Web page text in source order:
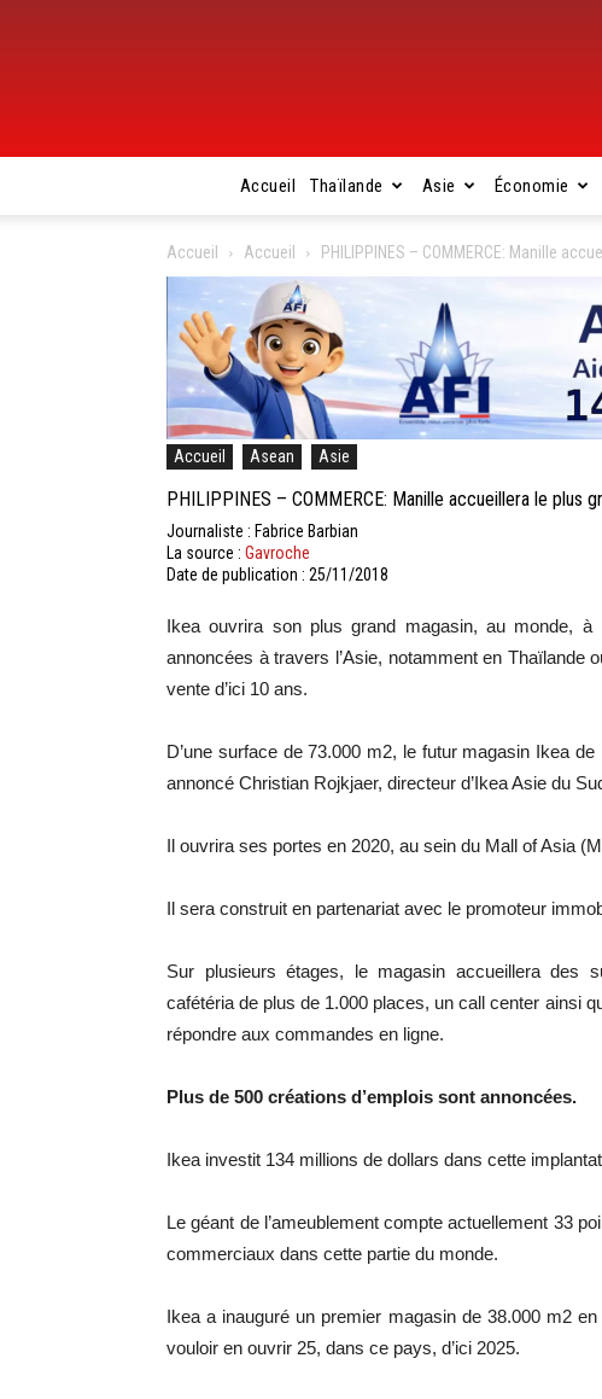
Accueil Thaïlande Asie Économie
Accueil Accueil PHILIPPINES – COMMERCE: Manille
Accueil Asean Asie
PHILIPPINES – COMMERCE: Manille accueillera le plus
Journaliste : Fabrice Barbian
La source : Gavroche
Date de publication : 25/11/2018
Ikea ouvrira son plus grand magasin, au monde, à
annoncées à travers l’Asie, notamment en Thaïlande
vente d’ici 10 ans.
D’une surface de 73.000 m2, le futur magasin Ikea
annoncé Christian Rojkjaer, directeur d’Ikea Asie du
Il ouvrira ses portes en 2020, au sein du Mall of Asia
Il sera construit en partenariat avec le promoteur
Sur plusieurs étages, le magasin accueillera des
cafétéria de plus de 1.000 places, un call center ainsi
répondre aux commandes en ligne.
Plus de 500 créations d’emplois sont annoncées.
Ikea investit 134 millions de dollars dans cette
Le géant de l’ameublement compte actuellement 33
commerciaux dans cette partie du monde.
Ikea a inauguré un premier magasin de 38.000 m2
vouloir en ouvrir 25, dans ce pays, d’ici 2025.